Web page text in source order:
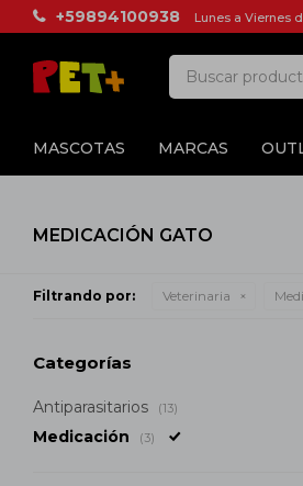
MASCOTAS MARCAS
+59894100938 Lunes a Viernes
MEDICACIÓN GATO
Filtrando por: Veterinaria
Categorías
Antiparasitarios (13)
Medicación (3)